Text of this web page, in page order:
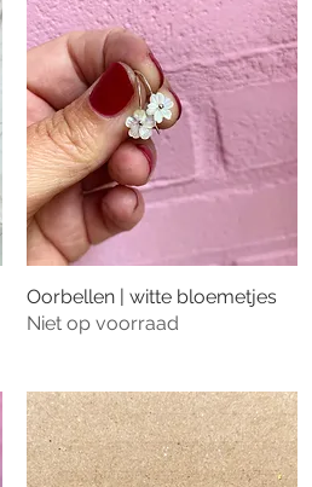
Snel overzicht
Oorbellen | witte bloemetjes
Niet op voorraad